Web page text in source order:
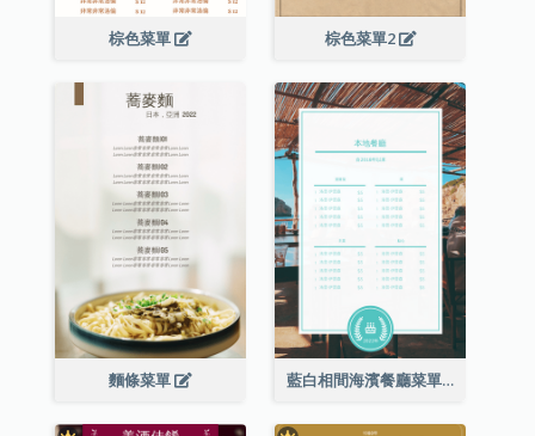
棕色菜單 棕色菜單2
麵條菜單 藍白相間海濱餐廳菜單